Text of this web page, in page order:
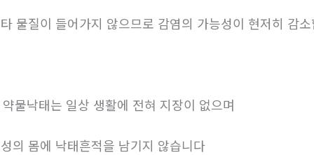
물질이 들어가지 않으므로 감염의 가능성이 현저히 감
물낙태는 일상 생활에 전혀 지장이 없으며
의 몸에 낙태흔적을 남기지 않습니다